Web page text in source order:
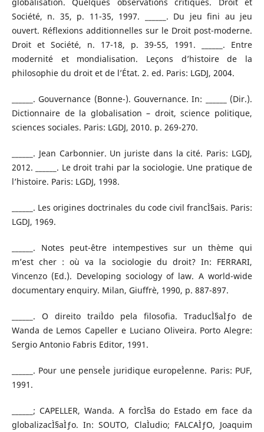
Société, n. 35, p. 11-35, 1997. ______. Du jeu fini au jeu
ouvert. Réflexions additionnelles sur le Droit post-moderne.
Droit et Société, n. 17-18, p. 39-55, 1991. ______. Entre
modernité et mondialisation. Leçons d’histoire de la
philosophie du droit et de l’État. 2. ed. Paris: LGDJ, 2004.
______. Gouvernance (Bonne-). Gouvernance. In: ______ (Dir.).
Dictionnaire de la globalisation – droit, science politique,
sciences sociales. Paris: LGDJ, 2010. p. 269-270.
______. Jean Carbonnier. Un juriste dans la cité. Paris: LGDJ,
2012. ______. Le droit trahi par la sociologie. Une pratique de
l’histoire. Paris: LGDJ, 1998.
______. Les origines doctrinales du code civil francÌ§ais. Paris:
LGDJ, 1969.
______. Notes peut-être intempestives sur un thème qui
m’est cher : où va la sociologie du droit? In: FERRARI,
Vincenzo (Ed.). Developing sociology of law. A world-wide
documentary enquiry. Milan, Giuffrè, 1990, p. 887-897.
______. O direito traiÌdo pela filosofia. TraducÌ§aÌƒo de
Wanda de Lemos Capeller e Luciano Oliveira. Porto Alegre:
Sergio Antonio Fabris Editor, 1991.
______. Pour une penseÌe juridique europeÌenne. Paris: PUF,
1991.
______; CAPELLER, Wanda. A forcÌ§a do Estado em face da
globalizacÌ§aÌƒo. In: SOUTO, ClaÌudio; FALCAÌƒO, Joaquim